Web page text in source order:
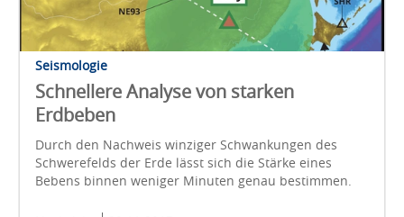
Seismologie
Schnellere Analyse von starken
Erdbeben
Durch den Nachweis winziger Schwankungen des
Schwerefelds der Erde lässt sich die Stärke eines
Bebens binnen weniger Minuten genau bestimmen.